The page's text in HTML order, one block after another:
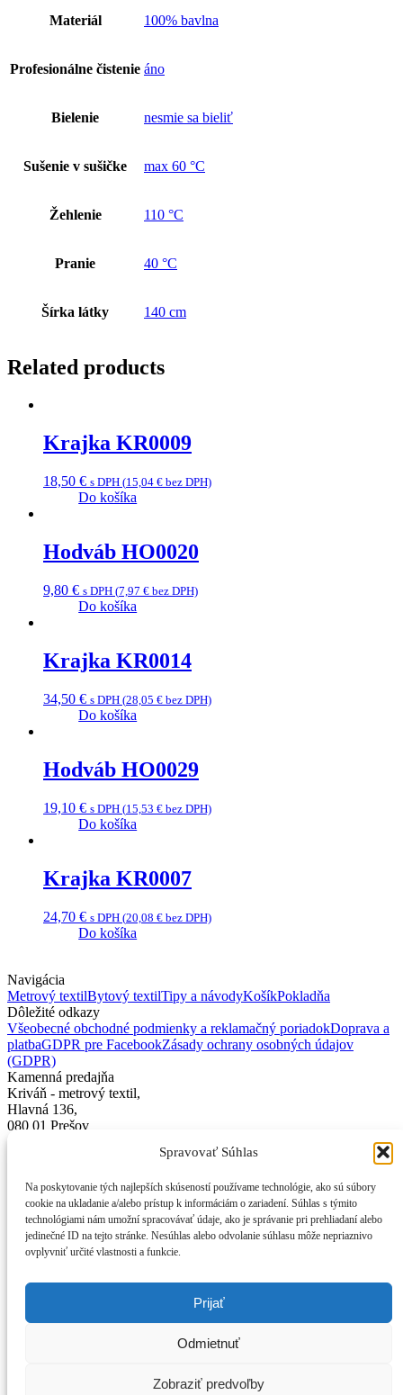
Spravovať Súhlas
Na poskytovanie tých najlepších skúseností používame technológie, ako sú súbory
cookie na ukladanie a/alebo prístup k informáciám o zariadení. Súhlas s týmito
technológiami nám umožní spracovávať údaje, ako je správanie pri prehliadaní alebo
jedinečné ID na tejto stránke. Nesúhlas alebo odvolanie súhlasu môže nepriaznivo
ovplyvniť určité vlastnosti a funkcie.
Prijať
Odmietnuť
Zobraziť predvoľby
stránky využívame súbory cookies. Ďalším
prehliadaním nášho webu súhlasíte s ich
Viac informácií
Ok
Materiál 100% bavlna
Profesionálne čistenie áno
Bielenie nesmie sa bieliť
Sušenie v sušičke max 60 °C
Žehlenie 110 °C
Pranie 40 °C
Šírka látky 140 cm
Related products
Krajka KR0009
18,50 € s DPH (15,04 € bez DPH)
Do košíka
Hodváb HO0020
9,80 € s DPH (7,97 € bez DPH)
Do košíka
Krajka KR0014
34,50 € s DPH (28,05 € bez DPH)
Do košíka
Hodváb HO0029
19,10 € s DPH (15,53 € bez DPH)
Do košíka
Krajka KR0007
24,70 € s DPH (20,08 € bez DPH)
Do košíka
Navigácia
Metrový textilBytový textilTipy a návodyKošíkPokladňa
Dôležité odkazy
Všeobecné obchodné podmienky a reklamačný poriadokDoprava a
platbaGDPR pre FacebookZásady ochrany osobných údajov
(GDPR)
Kamenná predajňa
Kriváň - metrový textil,
Hlavná 136,
080 01 Prešov
+421 905 126 080
+42+ 907 386 064
info@krivanobchod.sk
Marián Sivulič - Kriváň,
Hlavná 136, 080 01 Prešov
IČO: 17153051
IČ DPH: SK1020739258